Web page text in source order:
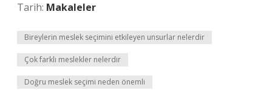
Tarih: Makaleler
Bireylerin meslek seçimini etkileyen unsurlar nelerdir
Çok farklı meslekler nelerdir
Doğru meslek seçimi neden önemli